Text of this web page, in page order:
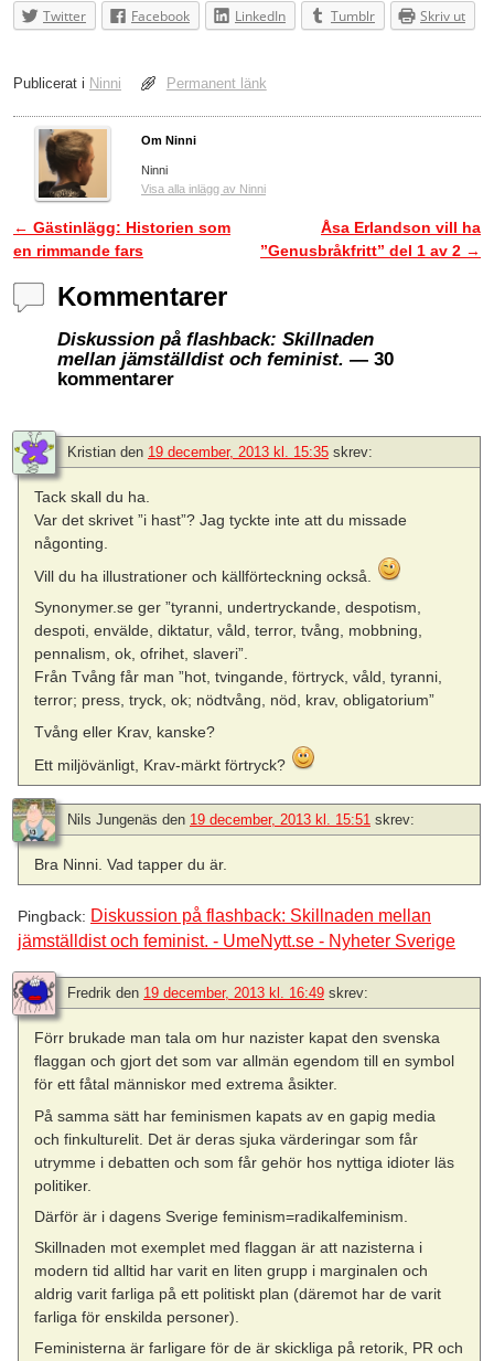
Twitter Facebook LinkedIn Tumblr Skriv ut
Publicerat i Ninni Permanent länk
Om Ninni
Ninni
Visa alla inlägg av Ninni
Inläggsnavigering
← Gästinlägg: Historien som
en rimmande fars
Åsa Erlandson vill ha
”Genusbråkfritt” del 1 av 2 →
Kommentarer
Diskussion på flashback: Skillnaden
mellan jämställdist och feminist. — 30
kommentarer
Kristian den 19 december, 2013 kl. 15:35 skrev:
Tack skall du ha.
Var det skrivet ”i hast”? Jag tyckte inte att du missade
någonting.
Vill du ha illustrationer och källförteckning också.
Synonymer.se ger ”tyranni, undertryckande, despotism,
despoti, envälde, diktatur, våld, terror, tvång, mobbning,
pennalism, ok, ofrihet, slaveri”.
Från Tvång får man ”hot, tvingande, förtryck, våld, tyranni,
terror; press, tryck, ok; nödtvång, nöd, krav, obligatorium”
Tvång eller Krav, kanske?
Ett miljövänligt, Krav-märkt förtryck?
Nils Jungenäs den 19 december, 2013 kl. 15:51 skrev:
Bra Ninni. Vad tapper du är.
Pingback: Diskussion på flashback: Skillnaden mellan
jämställdist och feminist. - UmeNytt.se - Nyheter Sverige
Fredrik den 19 december, 2013 kl. 16:49 skrev:
Förr brukade man tala om hur nazister kapat den svenska
flaggan och gjort det som var allmän egendom till en symbol
för ett fåtal människor med extrema åsikter.
På samma sätt har feminismen kapats av en gapig media
och finkulturelit. Det är deras sjuka värderingar som får
utrymme i debatten och som får gehör hos nyttiga idioter läs
politiker.
Därför är i dagens Sverige feminism=radikalfeminism.
Skillnaden mot exemplet med flaggan är att nazisterna i
modern tid alltid har varit en liten grupp i marginalen och
aldrig varit farliga på ett politiskt plan (däremot har de varit
farliga för enskilda personer).
Feministerna är farligare för de är skickliga på retorik, PR och